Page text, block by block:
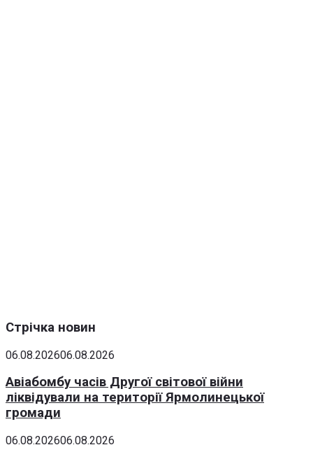
Стрічка новин
06.08.202606.08.2026
Авіабомбу часів Другої світової війни
ліквідували на території Ярмолинецької
громади
06.08.202606.08.2026